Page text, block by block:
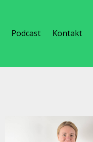
Podcast Kontakt